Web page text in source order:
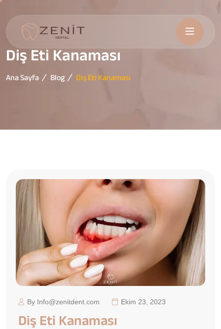
Diş Eti Kanaması
Ana Sayfa Blog Diş Eti Kanaması
By Info@zenitdent.com Ekim 23, 2023
Diş Eti Kanaması